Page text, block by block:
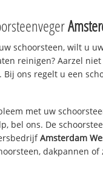
schoorsteen, wilt u
reinigen? Aarzel
Bij ons regelt u een
met uw
bel ons. De
Amsterdam
dakpannen